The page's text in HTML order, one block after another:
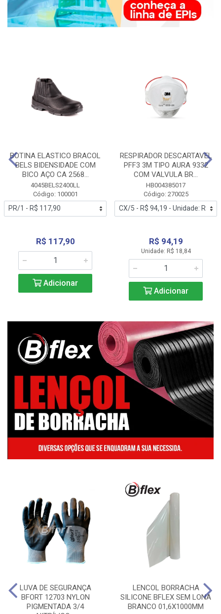
BOTINA ELASTICO BRACOL
BELS BIDENSIDADE COM
BICO AÇO CA 2568...
4045BELS2400LL
Código: 100001
R$ 117,90
Adicionar
RESPIRADOR DESCARTAVEL
PFF3 3M TIPO AURA 9332
COM VALVULA BR...
HB004385017
Código: 270025
R$ 94,19
Unidade: R$ 18,84
Adicionar
LUVA DE SEGURANÇA
BFORT 12703 NYLON
PIGMENTADA 3/4
LENCOL BORRACHA
SILICONE BFLEX SEM LONA
BRANCO 01,6X1000MM